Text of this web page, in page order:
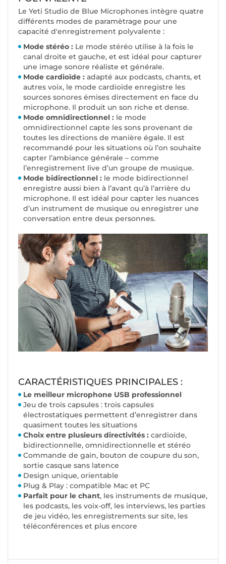
Le Yeti Studio de Blue Microphones intègre quatre
différents modes de paramètrage pour une
capacité d'enregistrement polyvalente :
Mode stéréo : Le mode stéréo utilise à la fois le
canal droite et gauche, et est idéal pour capturer
une image sonore réaliste et générale.
Mode cardioïde : adapté aux podcasts, chants, et
autres voix, le mode cardioïde enregistre les
sources sonores émises directement en face du
microphone. Il produit un son riche et dense.
Mode omnidirectionnel : le mode
omnidirectionnel capte les sons provenant de
toutes les directions de manière égale. Il est
recommandé pour les situations où l’on souhaite
capter l’ambiance générale – comme
l’enregistrement live d’un groupe de musique.
Mode bidirectionnel : le mode bidirectionnel
enregistre aussi bien à l’avant qu’à l’arrière du
microphone. Il est idéal pour capter les nuances
d’un instrument de musique ou enregistrer une
conversation entre deux personnes.
CARACTÉRISTIQUES PRINCIPALES :
Le meilleur microphone USB professionnel
Jeu de trois capsules : trois capsules
électrostatiques permettent d’enregistrer dans
quasiment toutes les situations
Choix entre plusieurs directivités : cardioïde,
bidirectionnelle, omnidirectionnelle et stéréo
Commande de gain, bouton de coupure du son,
sortie casque sans latence
Design unique, orientable
Plug & Play : compatible Mac et PC
Parfait pour le chant, les instruments de musique,
les podcasts, les voix-off, les interviews, les parties
de jeu vidéo, les enregistrements sur site, les
téléconférences et plus encore